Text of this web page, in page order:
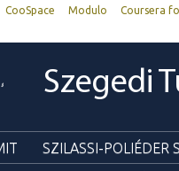
CooSpace Modulo Coursera
Szegedi
SZILASSI-POLIÉDER